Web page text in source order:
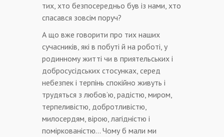
тих, хто безпосередньо був із нами, хто
спасався зовсім поруч?
А що вже говорити про тих наших
сучасників, які в побуті й на роботі, у
родинному житті чи в приятельських і
добросусідських стосунках, серед
небезпек і терпінь спокійно живуть і
трудяться з любов’ю, радістю, миром,
терпеливістю, добротливістю,
милосердям, вірою, лагідністю і
поміркованістю… Чому б мали ми